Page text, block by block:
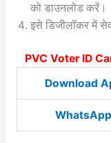
को डाउनलोड करें।
इसे डिजीलॉकर में
PVC Voter ID
Download
WhatsApp